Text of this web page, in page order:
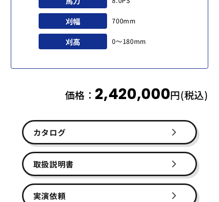
刈幅 700mm
刈高 0〜180mm
価格： 2,420,000円(税込)
カタログ
取扱説明書
実演依頼